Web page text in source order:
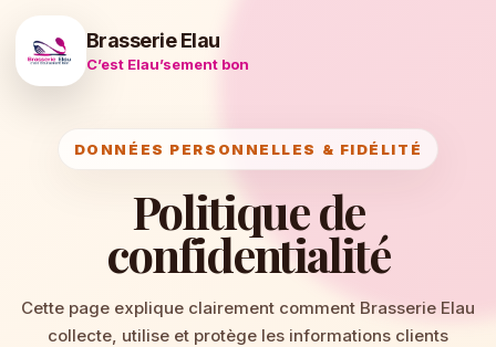
Brasserie Elau
C’est Elau’sement bon
DONNÉES PERSONNELLES & FIDÉLITÉ
Politique de
confidentialité
Cette page explique clairement comment Brasserie Elau
collecte, utilise et protège les informations clients